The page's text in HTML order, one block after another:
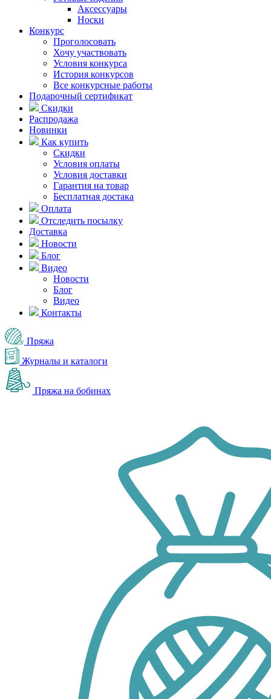
Аксессуары
Носки
Конкурс
Проголосовать
Хочу участвовать
Условия конкурса
История конкурсов
Все конкурсные работы
Подарочный сертификат
Скидки
Распродажа
Новинки
Как купить
Скидки
Условия оплаты
Условия доставки
Гарантия на товар
Бесплатная достака
Оплата
Отследить посылку
Доставка
Новости
Блог
Видео
Новости
Блог
Видео
Контакты
Пряжа
Журналы и каталоги
Пряжа на бобинах